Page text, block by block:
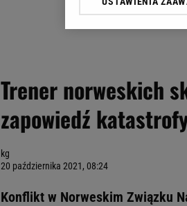
Trener norweskich
zapowiedź
kg
20 października 2021, 08:24
Konflikt w Norweskim Związku
Klikając „Akceptuję”
Zaufanych Partnerów i
My, nasi Zaufani
Użycie dokładnych
Przechowywanie